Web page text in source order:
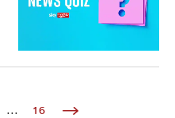
... 16